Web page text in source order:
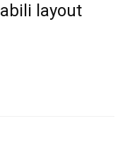
layout